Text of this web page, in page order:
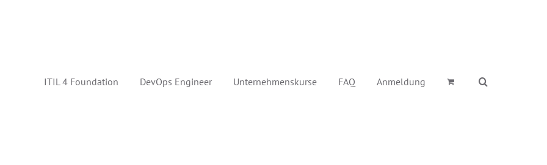
ITIL 4 Foundation DevOps Engineer Unternehmenskurse FAQ Anmeldung